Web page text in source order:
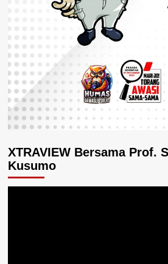
XTRAVIEW Bersama Prof.
Kusumo